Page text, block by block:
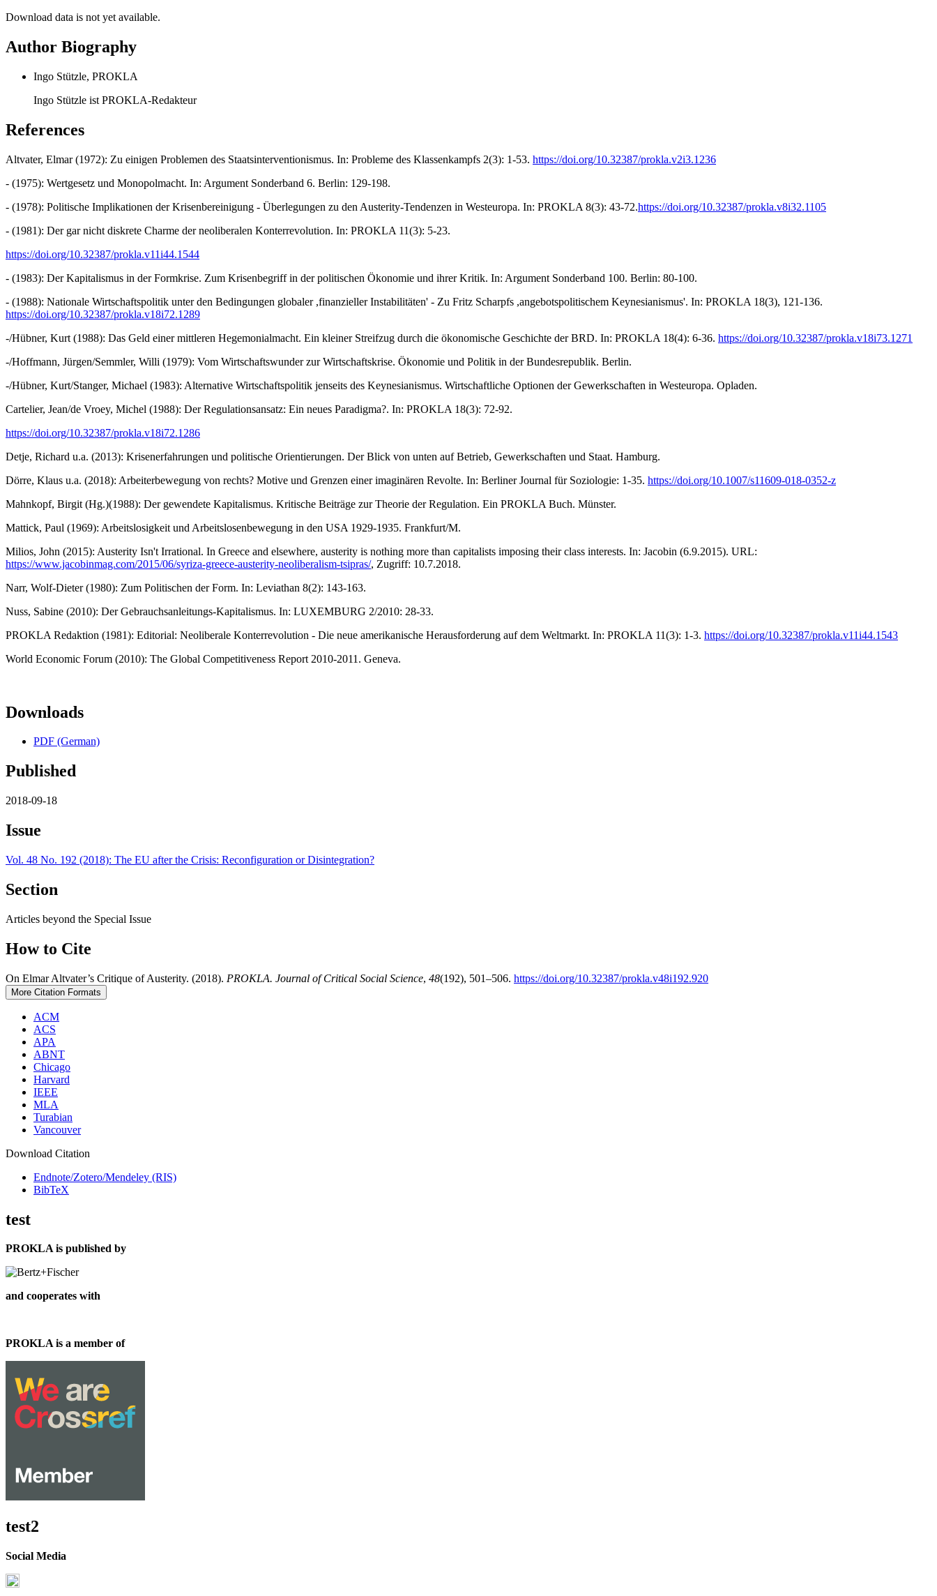
Download data is not yet available.
Author Biography
Ingo Stützle, PROKLA
Ingo Stützle ist PROKLA-Redakteur
References
Altvater, Elmar (1972): Zu einigen Problemen des Staatsinterventionismus. In: Probleme des Klassenkampfs 2(3): 1-53. https://doi.org/10.32387/prokla.v2i3.1236
- (1975): Wertgesetz und Monopolmacht. In: Argument Sonderband 6. Berlin: 129-198.
- (1978): Politische Implikationen der Krisenbereinigung - Überlegungen zu den Austerity-Tendenzen in Westeuropa. In: PROKLA 8(3): 43-72.https://doi.org/10.32387/prokla.v8i32.1105
- (1981): Der gar nicht diskrete Charme der neoliberalen Konterrevolution. In: PROKLA 11(3): 5-23.
https://doi.org/10.32387/prokla.v11i44.1544
- (1983): Der Kapitalismus in der Formkrise. Zum Krisenbegriff in der politischen Ökonomie und ihrer Kritik. In: Argument Sonderband 100. Berlin: 80-100.
- (1988): Nationale Wirtschaftspolitik unter den Bedingungen globaler ,finanzieller Instabilitäten' - Zu Fritz Scharpfs ,angebotspolitischem Keynesianismus'. In: PROKLA 18(3), 121-136.
https://doi.org/10.32387/prokla.v18i72.1289
-/Hübner, Kurt (1988): Das Geld einer mittleren Hegemonialmacht. Ein kleiner Streifzug durch die ökonomische Geschichte der BRD. In: PROKLA 18(4): 6-36. https://doi.org/10.32387/prokla.v18i73.1271
-/Hoffmann, Jürgen/Semmler, Willi (1979): Vom Wirtschaftswunder zur Wirtschaftskrise. Ökonomie und Politik in der Bundesrepublik. Berlin.
-/Hübner, Kurt/Stanger, Michael (1983): Alternative Wirtschaftspolitik jenseits des Keynesianismus. Wirtschaftliche Optionen der Gewerkschaften in Westeuropa. Opladen.
Cartelier, Jean/de Vroey, Michel (1988): Der Regulationsansatz: Ein neues Paradigma?. In: PROKLA 18(3): 72-92.
https://doi.org/10.32387/prokla.v18i72.1286
Detje, Richard u.a. (2013): Krisenerfahrungen und politische Orientierungen. Der Blick von unten auf Betrieb, Gewerkschaften und Staat. Hamburg.
Dörre, Klaus u.a. (2018): Arbeiterbewegung von rechts? Motive und Grenzen einer imaginären Revolte. In: Berliner Journal für Soziologie: 1-35. https://doi.org/10.1007/s11609-018-0352-z
Mahnkopf, Birgit (Hg.)(1988): Der gewendete Kapitalismus. Kritische Beiträge zur Theorie der Regulation. Ein PROKLA Buch. Münster.
Mattick, Paul (1969): Arbeitslosigkeit und Arbeitslosenbewegung in den USA 1929-1935. Frankfurt/M.
Milios, John (2015): Austerity Isn't Irrational. In Greece and elsewhere, austerity is nothing more than capitalists imposing their class interests. In: Jacobin (6.9.2015). URL:
https://www.jacobinmag.com/2015/06/syriza-greece-austerity-neoliberalism-tsipras/, Zugriff: 10.7.2018.
Narr, Wolf-Dieter (1980): Zum Politischen der Form. In: Leviathan 8(2): 143-163.
Nuss, Sabine (2010): Der Gebrauchsanleitungs-Kapitalismus. In: LUXEMBURG 2/2010: 28-33.
PROKLA Redaktion (1981): Editorial: Neoliberale Konterrevolution - Die neue amerikanische Herausforderung auf dem Weltmarkt. In: PROKLA 11(3): 1-3. https://doi.org/10.32387/prokla.v11i44.1543
World Economic Forum (2010): The Global Competitiveness Report 2010-2011. Geneva.
Downloads
PDF (German)
Published
2018-09-18
Issue
Vol. 48 No. 192 (2018): The EU after the Crisis: Reconfiguration or Disintegration?
Section
Articles beyond the Special Issue
How to Cite
On Elmar Altvater’s Critique of Austerity. (2018). PROKLA. Journal of Critical Social Science, 48(192), 501–506. https://doi.org/10.32387/prokla.v48i192.920
More Citation Formats
ACM
ACS
APA
ABNT
Chicago
Harvard
IEEE
MLA
Turabian
Vancouver
Download Citation
Endnote/Zotero/Mendeley (RIS)
BibTeX
test
PROKLA is published by
and cooperates with
PROKLA is a member of
test2
Social Media